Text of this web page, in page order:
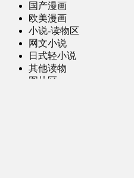
国产漫画
欧美漫画
小说-读物区
网文小说
日式轻小说
其他读物
图片区